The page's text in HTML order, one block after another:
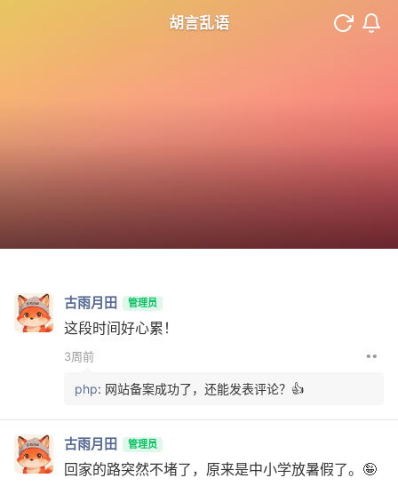
胡言乱语
古雨月田 管理员
这段时间好心累！
3周前 ••
php: 网站备案成功了，还能发表评论？👍
古雨月田 管理员
回家的路突然不堵了，原来是中小学放暑假了。🤪